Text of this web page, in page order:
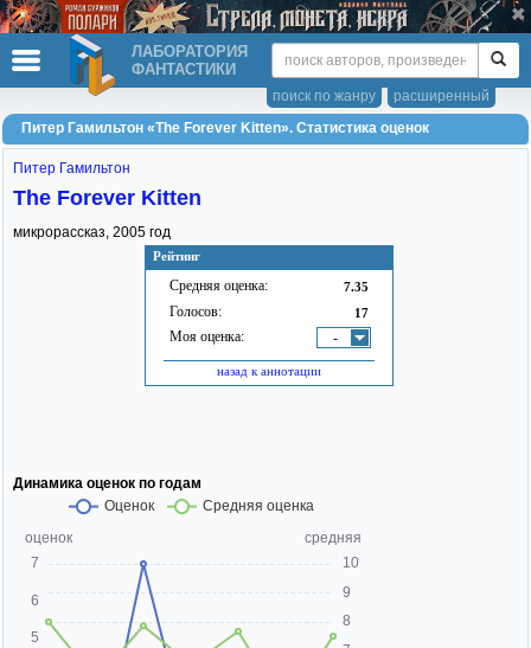
ЛАБОРАТОРИЯ
ФАНТАСТИКИ
расширенный
поиск по жанру
Питер Гамильтон «The Forever Kitten». Статистика оценок
Рейтинг
Средняя оценка: 7.35
Голосов: 17
Моя оценка: -
назад к аннотации
Питер Гамильтон
The Forever Kitten
микрорассказ, 2005 год
Динамика оценок по годам